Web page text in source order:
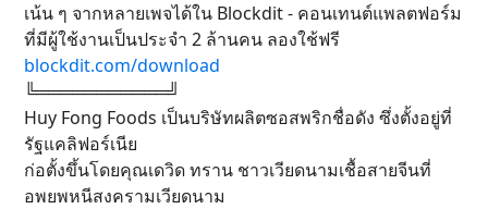
เน้น ๆ จากหลายเพจได้ใน Blockdit - คอนเทนต์แพลตฟอร์ม
ที่มีผู้ใช้งานเป็นประจำ 2 ล้านคน ลองใช้ฟรี
blockdit.com/download
╚═══════════╝
Huy Fong Foods เป็นบริษัทผลิตซอสพริกชื่อดัง ซึ่งตั้งอยู่ที่
รัฐแคลิฟอร์เนีย
ก่อตั้งขึ้นโดยคุณเดวิด ทราน ชาวเวียดนามเชื้อสายจีนที่
อพยพหนีสงครามเวียดนาม